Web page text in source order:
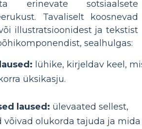
erinevate sotsiaalsete
Tavaliselt koosnevad
illustratsioonidest ja tekstist
sealhulgas:
lühike, kirjeldav keel,
üksikasju.
laused: ülevaated sellest,
võivad olukorda tajuda ja mida